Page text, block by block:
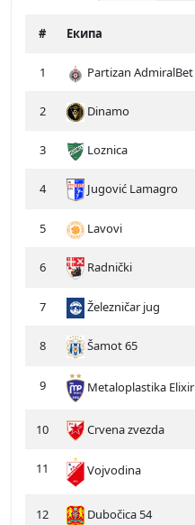
# Екипа
1 Partizan AdmiralBet
2 Dinamo
3 Loznica
4 Jugović Lamagro
5 Lavovi
6 Radnički
7 Železničar jug
8 Šamot 65
9 Metaloplastika Elixir
10 Crvena zvezda
11 Vojvodina
12 Dubočica 54